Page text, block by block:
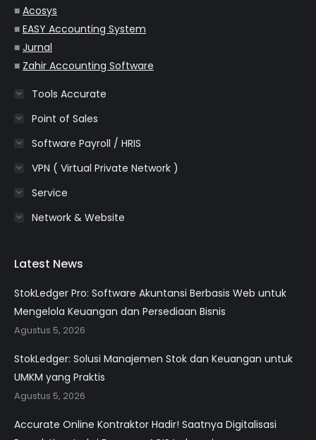
■ Acosys
■ EASY Accounting System
■ Jurnal
■ Zahir Accounting Software
Tools Accurate
Point of Sales
Software Payroll / HRIS
VPN ( Virtual Private Network )
Service
Network & Website
Latest News
StokLedger Pro: Software Akuntansi Berbasis Web untuk
Mengelola Keuangan dan Persediaan Bisnis
Agustus 5, 2026
StokLedger: Solusi Manajemen Stok dan Keuangan untuk
UMKM yang Praktis
Agustus 5, 2026
Accurate Online Kontraktor Hadir! Saatnya Digitalisasi